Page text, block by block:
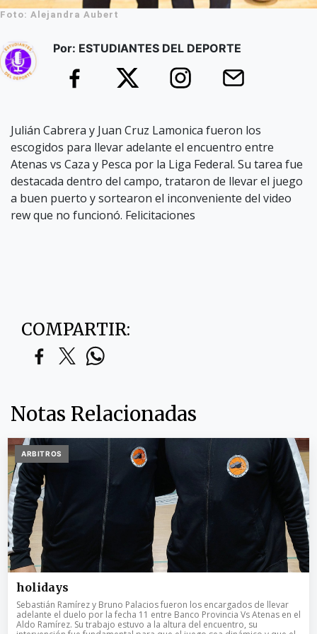
Foto: Alejandra Aubert
Por: ESTUDIANTES DEL DEPORTE
Julián Cabrera y Juan Cruz Lamonica fueron los
escogidos para llevar adelante el encuentro entre
Atenas vs Caza y Pesca por la Liga Federal. Su tarea fue
destacada dentro del campo, trataron de llevar el juego
a buen puerto y sortearon el inconveniente del video
rew que no funcionó. Felicitaciones
COMPARTIR:
Notas Relacionadas
ARBITROS
holidays
Sebastián Ramírez y Bruno Palacios fueron los encargados de llevar
adelante el duelo por la fecha 11 entre Banco Provincia Vs Atenas en el
Aldo Ramírez. Su trabajo estuvo a la altura del encuentro, su